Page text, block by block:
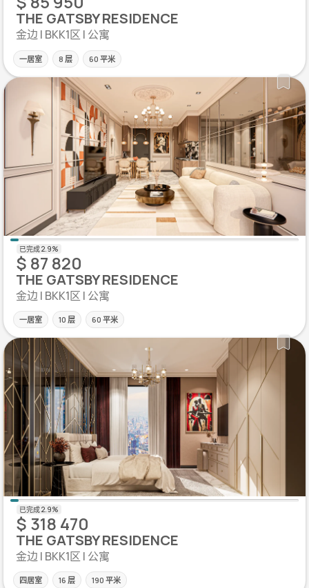
THE GATSBY RESIDENCE
金边 | BKK1区 | 公寓
一居室 8 层 60 平米
$ 87 820
THE GATSBY RESIDENCE
金边 | BKK1区 | 公寓
一居室 10 层 60 平米
$ 318 470
THE GATSBY RESIDENCE
金边 | BKK1区 | 公寓
四居室 16 层 190 平米